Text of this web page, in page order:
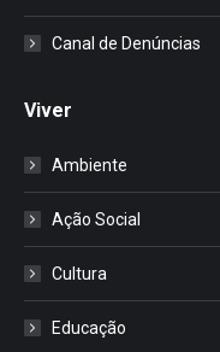
Canal de Denúncias
Viver
Ambiente
Ação Social
Cultura
Educação